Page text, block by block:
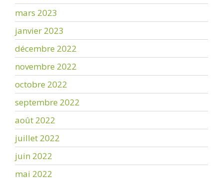
mars 2023
janvier 2023
décembre 2022
novembre 2022
octobre 2022
septembre 2022
août 2022
juillet 2022
juin 2022
mai 2022